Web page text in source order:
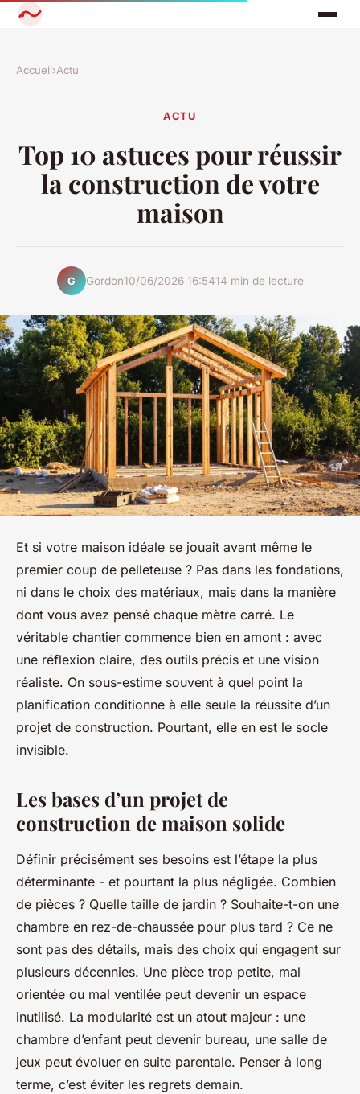
Accueil›Actu
ACTU
Top 10 astuces pour réussir
la construction de votre
maison
G Gordon10/06/2026 16:5414 min de lecture
Et si votre maison idéale se jouait avant même le
premier coup de pelleteuse ? Pas dans les fondations,
ni dans le choix des matériaux, mais dans la manière
dont vous avez pensé chaque mètre carré. Le
véritable chantier commence bien en amont : avec
une réflexion claire, des outils précis et une vision
réaliste. On sous-estime souvent à quel point la
planification conditionne à elle seule la réussite d’un
projet de construction. Pourtant, elle en est le socle
invisible.
Les bases d’un projet de
construction de maison solide
Définir précisément ses besoins est l’étape la plus
déterminante - et pourtant la plus négligée. Combien
de pièces ? Quelle taille de jardin ? Souhaite-t-on une
chambre en rez-de-chaussée pour plus tard ? Ce ne
sont pas des détails, mais des choix qui engagent sur
plusieurs décennies. Une pièce trop petite, mal
orientée ou mal ventilée peut devenir un espace
inutilisé. La modularité est un atout majeur : une
chambre d’enfant peut devenir bureau, une salle de
jeux peut évoluer en suite parentale. Penser à long
terme, c’est éviter les regrets demain.